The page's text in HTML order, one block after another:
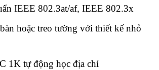
IEEE 802.3at/af, IEEE 802.3x
hoặc treo tường với thiết kế nhỏ
1K tự động học địa chỉ